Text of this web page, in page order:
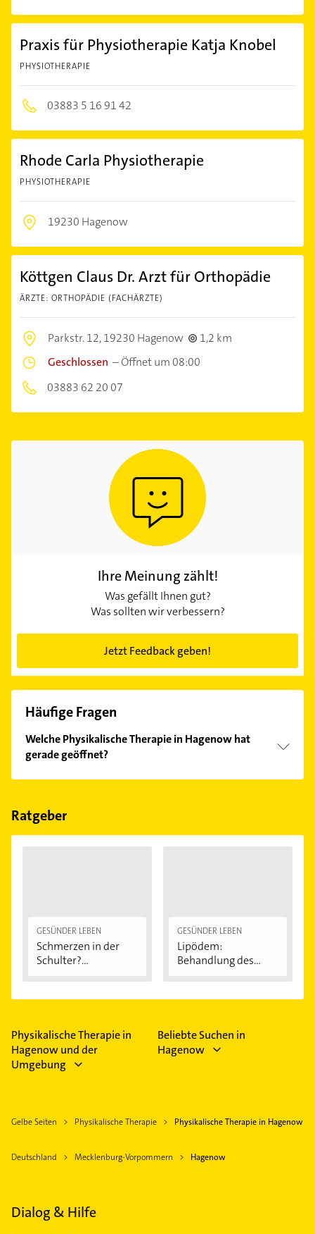
Praxis für Physiotherapie Katja Knobel
PHYSIOTHERAPIE
03883 5 16 91 42
Rhode Carla Physiotherapie
PHYSIOTHERAPIE
19230 Hagenow
Köttgen Claus Dr. Arzt für Orthopädie
ÄRZTE: ORTHOPÄDIE (FACHÄRZTE)
Parkstr. 12,19230 Hagenow
1,2 km
Geschlossen –Öffnet um 08:00
03883 62 20 07
Ihre Meinung zählt!
Was gefällt Ihnen gut?
Was sollten wir verbessern?
Jetzt Feedback geben!
Häufige Fragen
Welche Physikalische Therapie in Hagenow hat
gerade geöffnet?
Im Anbieter-Bereich finden Sie alleÖffnungszeiten.
Feiertagen abweichen können.
Ratgeber
GESÜNDER LEBEN
Schmerzen in der
Schulter?
GESÜNDER LEBEN
Lipödem:
Behandlung des
Physikalische Therapie in
Hagenow und der
Umgebung
Beliebte Suchen in
Hagenow
Gelbe Seiten Physikalische Therapie Physikalische Therapie in Hagenow
Deutschland Mecklenburg-Vorpommern Hagenow
Dialog & Hilfe